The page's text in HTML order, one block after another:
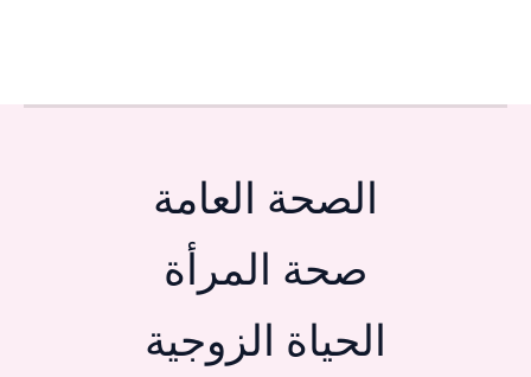
الصحة العامة
صحة المرأة
الحياة الزوجية